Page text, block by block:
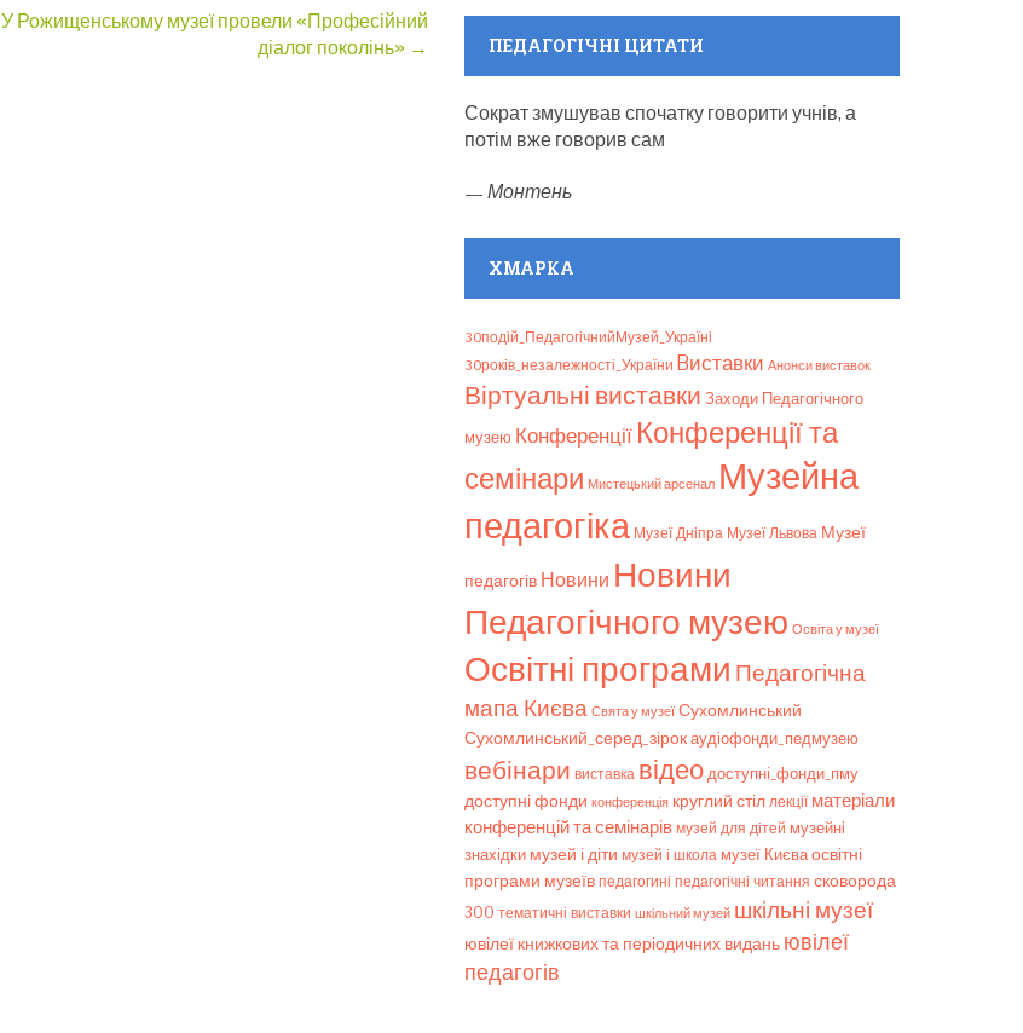
У Рожищенському музеї провели «Професійний
діалог поколінь» → ПЕДАГОГІЧНІ ЦИТАТИ
Сократ змушував спочатку говорити учнів, а
потім вже говорив сам
—Монтень
ХМАРКА
30подій_ПедагогічнийМузей_Україні
30років_незалежності_України Bиставки Анонси виставок
Віртуальні виставки Заходи Педагогічного
музею Конференції Конференції та
семінари Мистецький арсенал Музейна
педагогіка Музеї Дніпра Музеї Львова Музеї
педагогів Новини Новини
Педагогічного музею Освіта у музеї
Освітні програми Педагогічна
мапа Києва Свята у музеї Сухомлинський
Сухомлинський_серед_зірокаудіофонди_педмузею
вебінари виставка відеодоступні_фонди_пму
доступні фонди конференція круглий стіл лекції матеріали
конференцій та семінарів музей для дітей музейні
знахідки музей і діти музей і школа музеї Києваосвітні
програми музеїв педагогині педагогічні читання сковорода
300 тематичні виставки шкільний музей шкільні музеї
ювілеї книжкових та періодичних видань ювілеї
педагогів